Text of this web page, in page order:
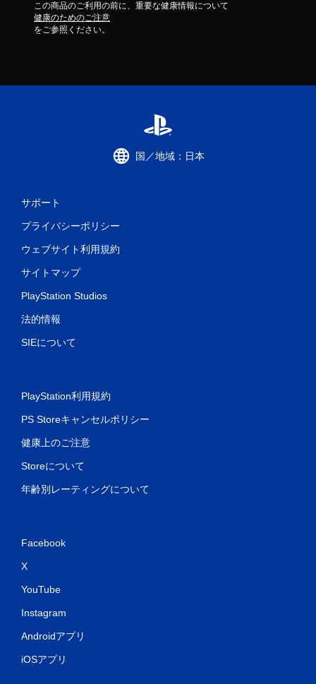
で
プ
レ
ゲ
ム
プ
イ
コ
ト
ロ
ラ
の
イ
この商品のご利用の前に、重要な健康情報について
健康のためのご注意
をご参照ください。
国／地域：日本
サポート
プライバシーポリシー
ウェブサイト利用規約
サイトマップ
PlayStation Studios
法的情報
SIEについて
PlayStation利用規約
PS Storeキャンセルポリシー
健康上のご注意
Storeについて
年齢別レーティングについて
Facebook
X
YouTube
Instagram
Androidアプリ
iOSアプリ